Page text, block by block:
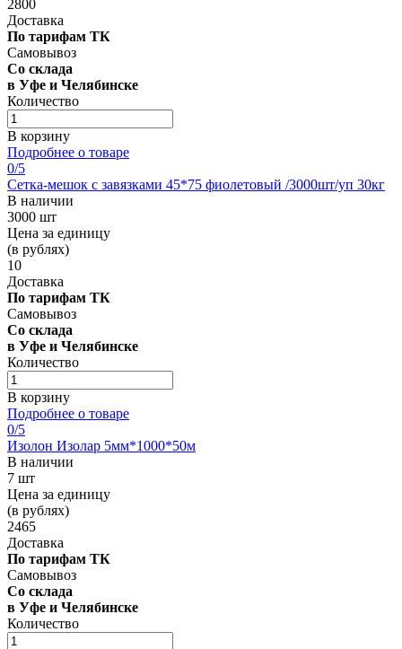
2800
Доставка
По тарифам ТК
Самовывоз
Со склада
в Уфе и Челябинске
Количество
В корзину
Подробнее о товаре
0/5
Сетка-мешок с завязками 45*75 фиолетовый /3000шт/уп 30кг
В наличии
3000 шт
Цена за единицу
(в рублях)
10
Доставка
По тарифам ТК
Самовывоз
Со склада
в Уфе и Челябинске
Количество
В корзину
Подробнее о товаре
0/5
Изолон Изолар 5мм*1000*50м
В наличии
7 шт
Цена за единицу
(в рублях)
2465
Доставка
По тарифам ТК
Самовывоз
Со склада
в Уфе и Челябинске
Количество